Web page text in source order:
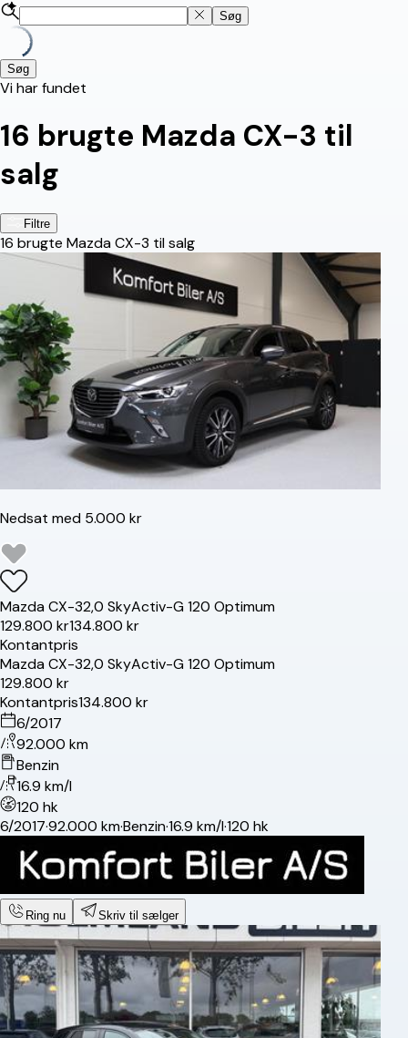
Søg
Søg
Vi har fundet
16 brugte Mazda CX-3 til
salg
Filtre
16 brugte Mazda CX-3 til salg
Nedsat med 5.000 kr
MazdaCX-32,0 SkyActiv-G 120 Optimum
129.800 kr134.800 kr
Kontantpris
MazdaCX-32,0 SkyActiv-G 120 Optimum
129.800 kr
Kontantpris134.800 kr
6/2017
92.000 km
Benzin
16.9 km/l
120 hk
6/2017·92.000 km·Benzin·16.9 km/l·120 hk
Ring nu Skriv til sælger